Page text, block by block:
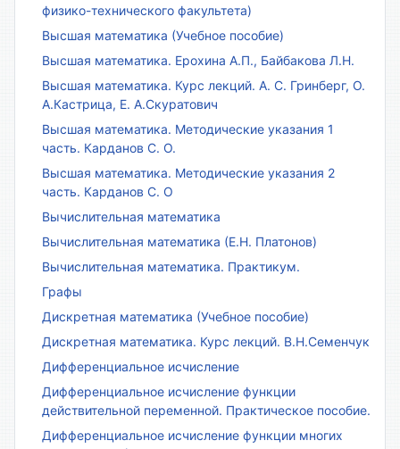
физико-технического факультета)
Высшая математика (Учебное пособие)
Высшая математика. Ерохина А.П., Байбакова Л.Н.
Высшая математика. Курс лекций. А. С. Гринберг, О.
А.Кастрица, Е. А.Скуратович
Высшая математика. Методические указания 1
часть. Карданов С. О.
Высшая математика. Методические указания 2
часть. Карданов С. О
Вычислительная математика
Вычислительная математика (Е.Н. Платонов)
Вычислительная математика. Практикум.
Графы
Дискретная математика (Учебное пособие)
Дискретная математика. Курс лекций. В.Н.Семенчук
Дифференциальное исчисление
Дифференциальное исчисление функции
действительной переменной. Практическое пособие.
Дифференциальное исчисление функции многих